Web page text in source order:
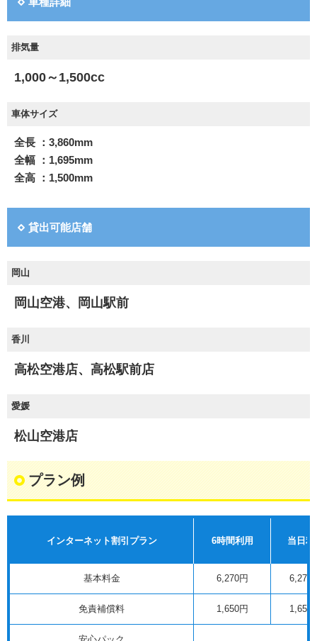
排気量
1,000～1,500cc
車体サイズ
全長 ：3,860mm
全幅 ：1,695mm
全高 ：1,500mm
貸出可能店舗
岡山
岡山空港、岡山駅前
香川
高松空港店、高松駅前店
愛媛
松山空港店
プラン例
インターネット割引プラン 6時間利用 当日利
基本料金 6,270円 6,270
免責補償料 1,650円 1,650